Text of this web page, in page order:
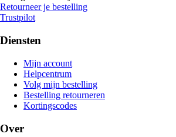
Retourneer je bestelling
Trustpilot
Diensten
Mijn account
Helpcentrum
Volg mijn bestelling
Bestelling retourneren
Kortingscodes
Over